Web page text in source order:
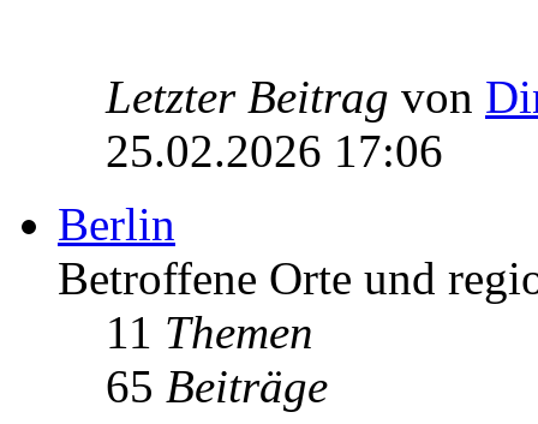
Letzter Beitrag von
25.02.2026 17:06
Berlin
Betroffene Orte und
11 Themen
65 Beiträge